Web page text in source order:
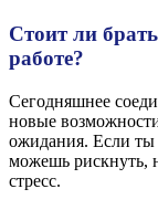
Стоит ли
работе?
Сегодняшнее
новые
ожидания. Если ты
можешь рискнуть,
стресс.